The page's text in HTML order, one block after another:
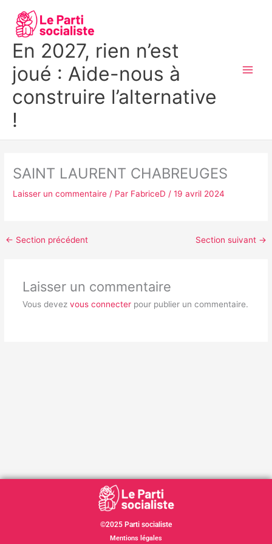
contenu
En 2027, rien n’est
joué : Aide-nous à
construire l’alternative
!
SAINT LAURENT CHABREUGES
Laisser un commentaire / Par FabriceD/19 avril 2024
← Section précédent Section suivant →
Laisser un commentaire
Vous devez vous connecterpour publier un commentaire.
©2025 Parti socialiste
Mentions légales